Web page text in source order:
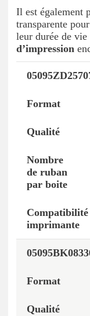
Il est également
transparente
leur durée de vie
d’impression
Référence